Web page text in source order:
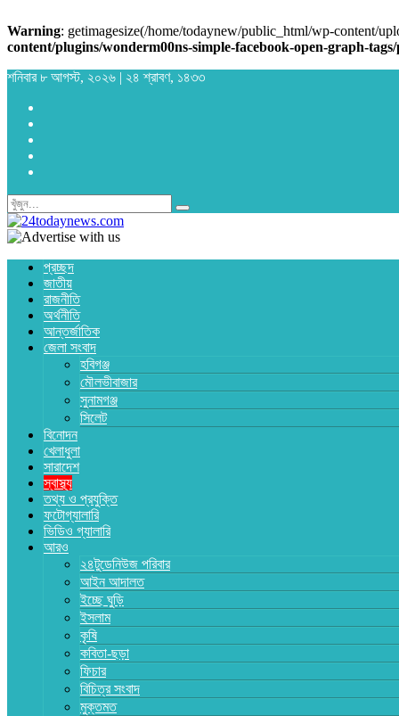
Warning: getimagesize(/home/todaynew/public_html/wp-content/
content/plugins/wonderm00ns-simple-facebook-open-graph-
শনিবার ৮ আগস্ট, ২০২৬ | ২৪ শ্রাবণ, ১৪৩৩
প্রচ্ছদ
জাতীয়
রাজনীতি
অর্থনীতি
আন্তর্জাতিক
জেলা সংবাদ
হবিগঞ্জ
মৌলভীবাজার
সুনামগঞ্জ
সিলেট
বিনোদন
খেলাধুলা
সারাদেশ
স্বাস্থ্য
তথ্য ও প্রযুক্তি
ফটোগ্যালারি
ভিডিও গ্যালারি
আরও
২৪টুডেনিউজ পরিবার
আইন আদালত
ইচ্ছে ঘুড়ি
ইসলাম
কৃষি
কবিতা-ছড়া
ফিচার
বিচিত্র সংবাদ
মুক্তমত